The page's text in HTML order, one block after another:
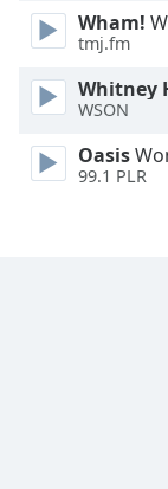
Style
Font
Family
Wham!
tmj.fm
Whitney
WSON
Oasis
99.1 PLR